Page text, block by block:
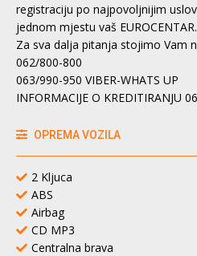
registraciju po najpovoljnijim
jednom mjestu vaš EUROCENTAR.
Za sva dalja pitanja stojimo Vam
062/800-800
063/990-950 VIBER-WHATS UP
INFORMACIJE O KREDITIRANJU
OPREMA VOZILA
2 Kljuca
ABS
Airbag
CD MP3
Centralna brava